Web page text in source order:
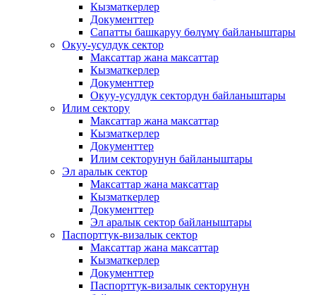
Кызматкерлер
Документтер
Сапатты башкаруу бөлүмү байланыштары
Окуу-усулдук сектор
Максаттар жана максаттар
Кызматкерлер
Документтер
Окуу-усулдук сектордун байланыштары
Илим сектору
Максаттар жана максаттар
Кызматкерлер
Документтер
Илим секторунун байланыштары
Эл аралык сектор
Максаттар жана максаттар
Кызматкерлер
Документтер
Эл аралык сектор байланыштары
Паспорттук-визалык сектор
Максаттар жана максаттар
Кызматкерлер
Документтер
Паспорттук-визалык секторунун